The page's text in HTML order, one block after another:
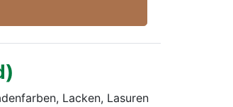
Lacken, Lasuren